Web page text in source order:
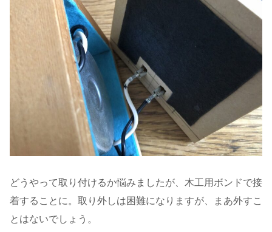
どうやって取り付けるか悩みましたが、木工用ボンドで接
着することに。取り外しは困難になりますが、まあ外すこ
とはないでしょう。